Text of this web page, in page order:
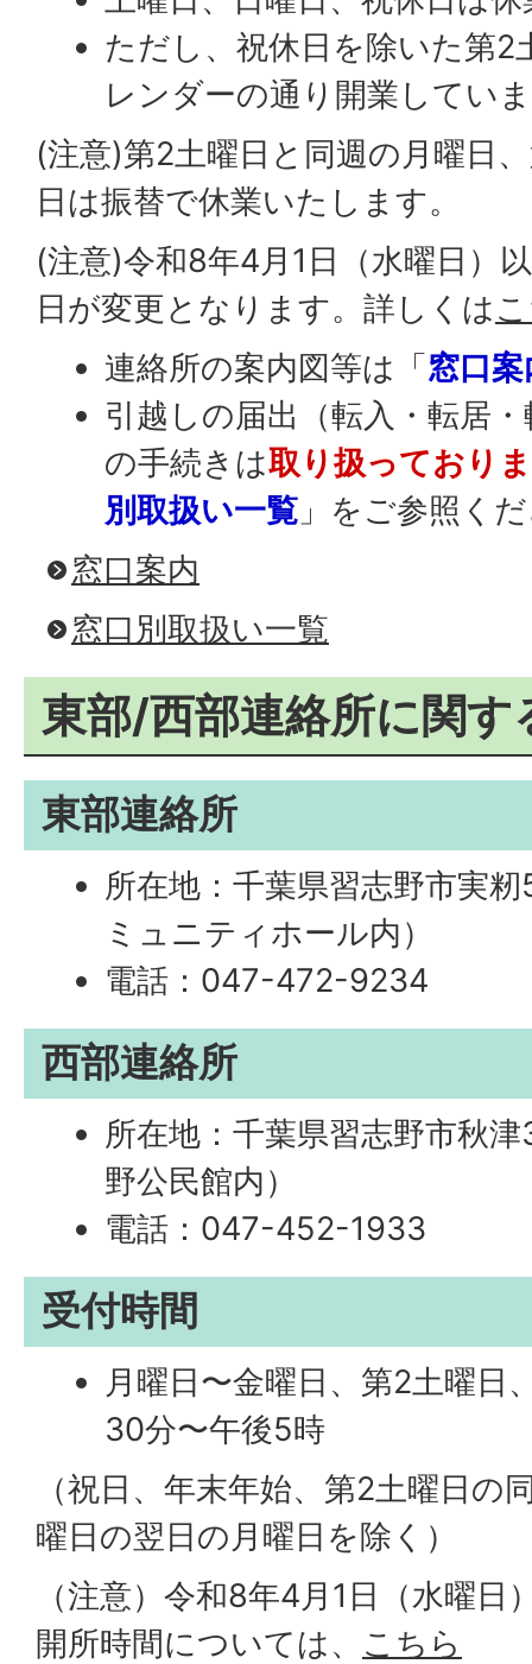
ただし、祝休日を除いた第2
レンダーの通り開業してい
(注意)第2土曜日と同週の月曜日
日は振替で休業いたします。
(注意)令和8年4月1日（水曜日）
日が変更となります。詳しくは
連絡所の案内図等は「窓口案
引越しの届出（転入・転居
の手続きは取り扱っており
別取扱い一覧 」をご参照く
窓口案内
窓口別取扱い一覧
東部/西部連絡所に関す
東部連絡所
所在地：千葉県習志野市実
ミュニティホール内）
電話：047-472-9234
西部連絡所
所在地：千葉県習志野市秋
野公民館内）
電話：047-452-1933
受付時間
月曜日〜金曜日、第2土曜日
30分〜午後5時
（祝日、年末年始、第2土曜日の
曜日の翌日の月曜日を除く）
（注意）令和8年4月1日（水曜日
開所時間については、 こちら